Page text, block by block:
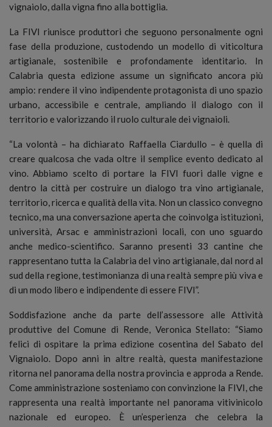
vignaiolo, dalla vigna fino alla bottiglia.
La FIVI riunisce produttori che seguono personalmente ogni
fase della produzione, custodendo un modello di viticoltura
artigianale, sostenibile e profondamente identitario. In
Calabria questa edizione assume un significato ancora più
ampio: rendere il vino indipendente protagonista di uno spazio
urbano, accessibile e centrale, ampliando il dialogo con il
territorio e valorizzando il ruolo culturale dei vignaioli.
“La volontà – ha dichiarato Raffaella Ciardullo – è quella di
creare qualcosa che vada oltre il semplice evento dedicato al
vino. Abbiamo scelto di portare la FIVI fuori dalle vigne e
dentro la città per costruire un dialogo tra vino artigianale,
territorio, ricerca e qualità della vita. Non un classico convegno
tecnico, ma una conversazione aperta che coinvolga istituzioni,
università, Arsac e amministrazioni locali, con uno sguardo
anche medico-scientifico. Saranno presenti 33 cantine che
rappresentano tutta la Calabria del vino artigianale, dal nord al
sud della regione, testimonianza di una realtà sempre più viva e
di un modo libero e indipendente di essere FIVI”.
Soddisfazione anche da parte dell’assessore alle Attività
produttive del Comune di Rende, Veronica Stellato: “Siamo
felici di ospitare la prima edizione cosentina del Sabato del
Vignaiolo. Dopo anni in altre realtà, questa manifestazione
ritorna nel panorama della nostra provincia e approda a Rende.
Come amministrazione sosteniamo con convinzione la FIVI, che
rappresenta una realtà importante nel panorama vitivinicolo
nazionale ed europeo. È un’esperienza che celebra la